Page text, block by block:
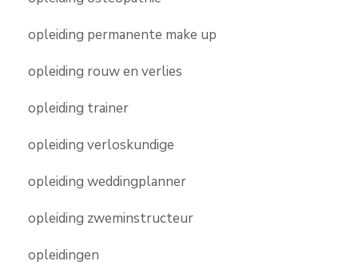
opleiding permanente make up
opleiding rouw en verlies
opleiding trainer
opleiding verloskundige
opleiding weddingplanner
opleiding zweminstructeur
opleidingen